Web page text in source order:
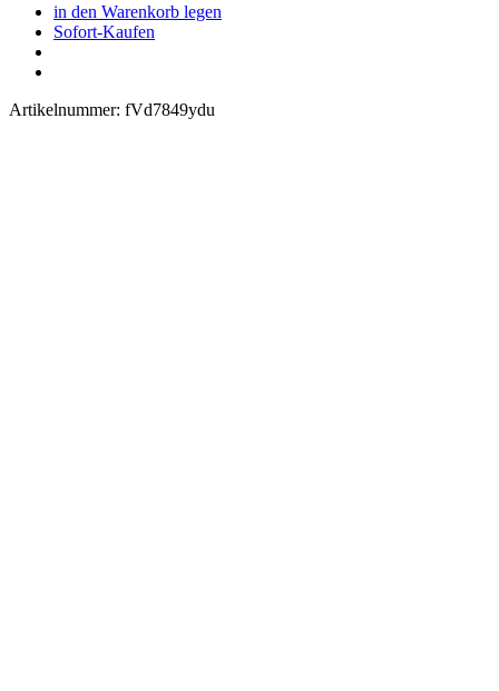
in den Warenkorb legen
Sofort-Kaufen
Artikelnummer: fVd7849ydu